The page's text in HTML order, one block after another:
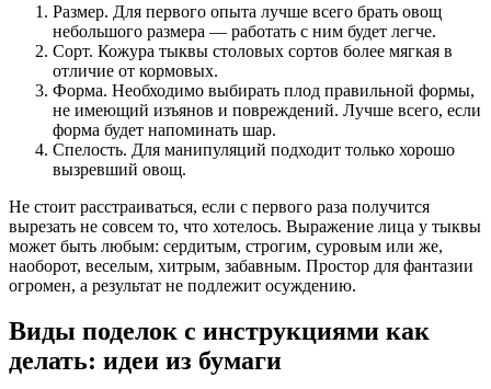
Размер. Для первого опыта лучше всего брать овощ
небольшого размера — работать с ним будет легче.
Сорт. Кожура тыквы столовых сортов более мягкая в
отличие от кормовых.
Форма. Необходимо выбирать плод правильной формы,
не имеющий изъянов и повреждений. Лучше всего, если
форма будет напоминать шар.
Спелость. Для манипуляций подходит только хорошо
вызревший овощ.
Не стоит расстраиваться, если с первого раза получится
вырезать не совсем то, что хотелось. Выражение лица у тыквы
может быть любым: сердитым, строгим, суровым или же,
наоборот, веселым, хитрым, забавным. Простор для фантазии
огромен, а результат не подлежит осуждению.
Виды поделок с инструкциями как
делать: идеи из бумаги